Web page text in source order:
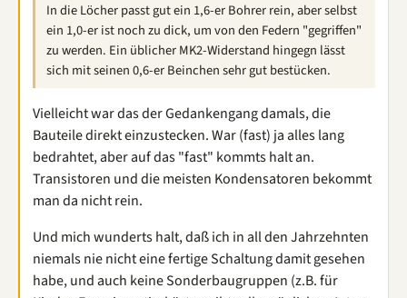
In die Löcher passt gut ein 1,6-er Bohrer rein, aber selbst
ein 1,0-er ist noch zu dick, um von den Federn "gegriffen"
zu werden. Ein üblicher MK2-Widerstand hingegn lässt
sich mit seinen 0,6-er Beinchen sehr gut bestücken.
Vielleicht war das der Gedankengang damals, die
Bauteile direkt einzustecken. War (fast) ja alles lang
bedrahtet, aber auf das "fast" kommts halt an.
Transistoren und die meisten Kondensatoren bekommt
man da nicht rein.
Und mich wunderts halt, daß ich in all den Jahrzehnten
niemals nie nicht eine fertige Schaltung damit gesehen
habe, und auch keine Sonderbaugruppen (z.B. für